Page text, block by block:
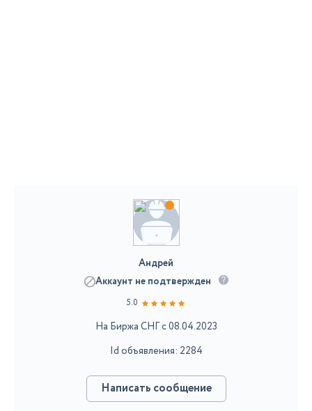
Андрей
Аккаунт не подтвержден
5.0
На Биржа СНГ с 08.04.2023
Id объявления: 2284
Написать сообщение